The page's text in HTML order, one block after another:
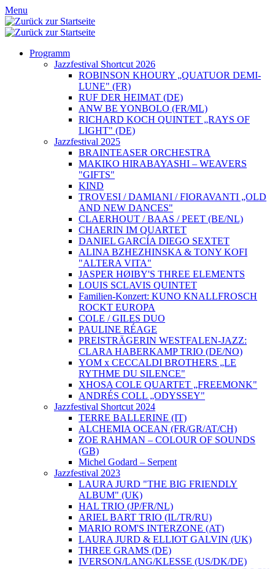
Menu
Programm
Jazzfestival Shortcut 2026
ROBINSON KHOURY „QUATUOR DEMI-
LUNE" (FR)
RUF DER HEIMAT (DE)
ANW BE YONBOLO (FR/ML)
RICHARD KOCH QUINTET „RAYS OF
LIGHT" (DE)
Jazzfestival 2025
BRAINTEASER ORCHESTRA
MAKIKO HIRABAYASHI – WEAVERS
"GIFTS"
KIND
TROVESI / DAMIANI / FIORAVANTI „OLD
AND NEW DANCES"
CLAERHOUT / BAAS / PEET (BE/NL)
CHAERIN IM QUARTET
DANIEL GARCÍA DIEGO SEXTET
ALINA BZHEZHINSKA & TONY KOFI
"ALTERA VITA"
JASPER HØIBY'S THREE ELEMENTS
LOUIS SCLAVIS QUINTET
Familien-Konzert: KUNO KNALLFROSCH
ROCKT EUROPA
COLE / GILES DUO
PAULINE RÉAGE
PREISTRÄGERIN WESTFALEN-JAZZ:
CLARA HABERKAMP TRIO (DE/NO)
YOM x CECCALDI BROTHERS „LE
RYTHME DU SILENCE"
XHOSA COLE QUARTET „FREEMONK"
ANDRÉS COLL „ODYSSEY"
Jazzfestival Shortcut 2024
TERRE BALLERINE (IT)
ALCHEMIA OCEAN (FR/GR/AT/CH)
ZOE RAHMAN – COLOUR OF SOUNDS
(GB)
Michel Godard – Serpent
Jazzfestival 2023
LAURA JURD "THE BIG FRIENDLY
ALBUM" (UK)
HAL TRIO (JP/FR/NL)
ARIEL BART TRIO (IL/TR/RU)
MARIO ROM'S INTERZONE (AT)
LAURA JURD & ELLIOT GALVIN (UK)
THREE GRAMS (DE)
IVERSON/LANG/KLESSE (US/DK/DE)